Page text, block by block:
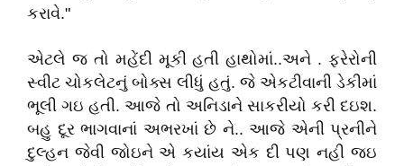
કરાવે."
એટલે જ તો મહેંદી મૂકી હતી હાથોમાં..અને . ફરેરોની
સ્વીટ ચોકલેટનું બોક્સ લીધું હતું. જે એકટીવાની ડેકીમાં
ભૂલી ગઇ હતી. આજે તો અનિડાને સાકરીયો કરી દઇશ.
બહુ દૂર ભાગવાનાં અભરખાં છે ને.. આજે એની પ્રનીને
દુલ્હન જેવી જોઇને એ કયાંય એક દી પણ નહી જઇ